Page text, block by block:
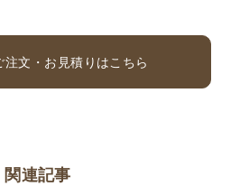
注文・お見積りはこちら
関連記事